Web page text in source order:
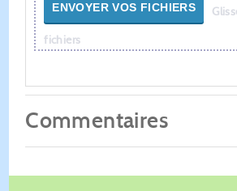
ENVOYER VOS FICHIERS
fichiers
Commentaires